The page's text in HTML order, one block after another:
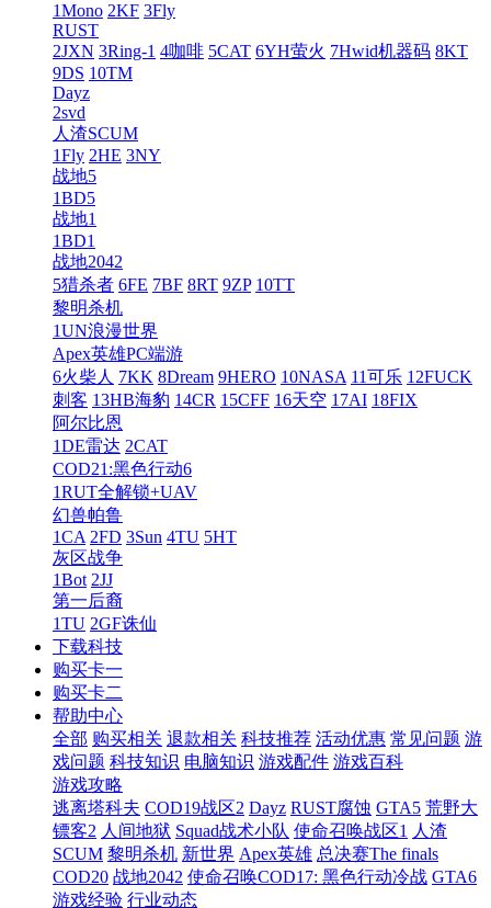
1Mono 2KF 3Fly
RUST
2JXN 3Ring-1 4咖啡 5CAT 6YH萤火 7Hwid机器码 8KT
9DS 10TM
Dayz
2svd
人渣SCUM
1Fly 2HE 3NY
战地5
1BD5
战地1
1BD1
战地2042
5猎杀者 6FE 7BF 8RT 9ZP 10TT
黎明杀机
1UN浪漫世界
Apex英雄PC端游
6火柴人 7KK 8Dream 9HERO 10NASA 11可乐 12FUCK
刺客 13HB海豹 14CR 15CFF 16天空 17AI 18FIX
阿尔比恩
1DE雷达 2CAT
COD21:黑色行动6
1RUT全解锁+UAV
幻兽帕鲁
1CA 2FD 3Sun 4TU 5HT
灰区战争
1Bot 2JJ
第一后裔
1TU 2GF诛仙
下载科技
购买卡一
购买卡二
帮助中心
全部 购买相关 退款相关 科技推荐 活动优惠 常见问题 游
戏问题 科技知识 电脑知识 游戏配件 游戏百科
游戏攻略
逃离塔科夫 COD19战区2 Dayz RUST腐蚀 GTA5 荒野大
镖客2 人间地狱 Squad战术小队 使命召唤战区1 人渣
SCUM 黎明杀机 新世界 Apex英雄 总决赛The finals
COD20 战地2042 使命召唤COD17: 黑色行动冷战 GTA6
游戏经验 行业动态